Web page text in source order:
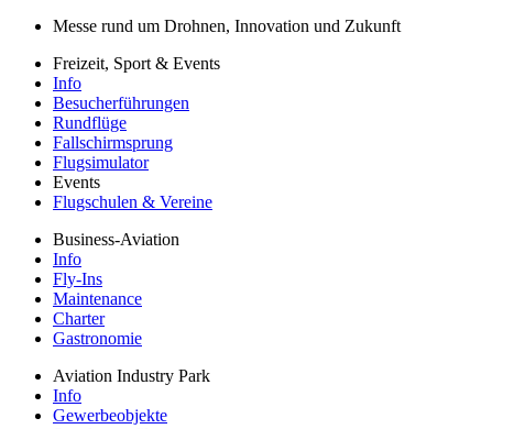
Messe rund um Drohnen, Innovation und Zukunft
Freizeit, Sport & Events
Info
Besucherführungen
Rundflüge
Fallschirmsprung
Flugsimulator
Events
Flugschulen & Vereine
Business-Aviation
Info
Fly-Ins
Maintenance
Charter
Gastronomie
Aviation Industry Park
Info
Gewerbeobjekte